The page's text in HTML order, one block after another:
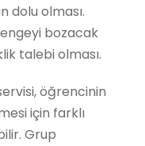
dolu olması.
bozacak
talebi olması.
öğrencinin
için farklı
Grup